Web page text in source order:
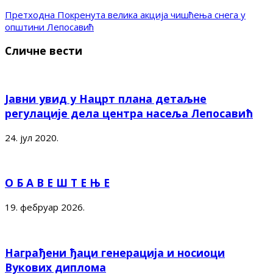
Претходна Покренута велика акција чишћења снега у
општини Лепосавић
Сличне вести
Јавни увид у Нацрт плана детаљне
регулације дела центра насеља Лепосавић
24. јул 2020.
О Б А В Е Ш Т Е Њ Е
19. фебруар 2026.
Награђени ђаци генерација и носиоци
Вукових диплома